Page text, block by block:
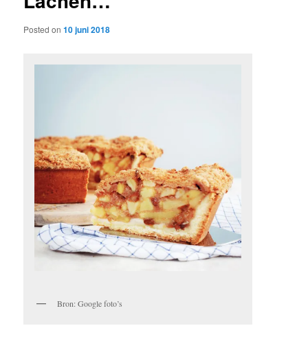
Posted on10 juni 2018
Bron: Google foto’s